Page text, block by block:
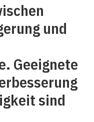
und
Geeignete
sind